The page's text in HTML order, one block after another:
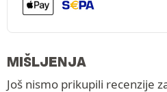
MIŠLJENJA
Još nismo prikupili recenzije